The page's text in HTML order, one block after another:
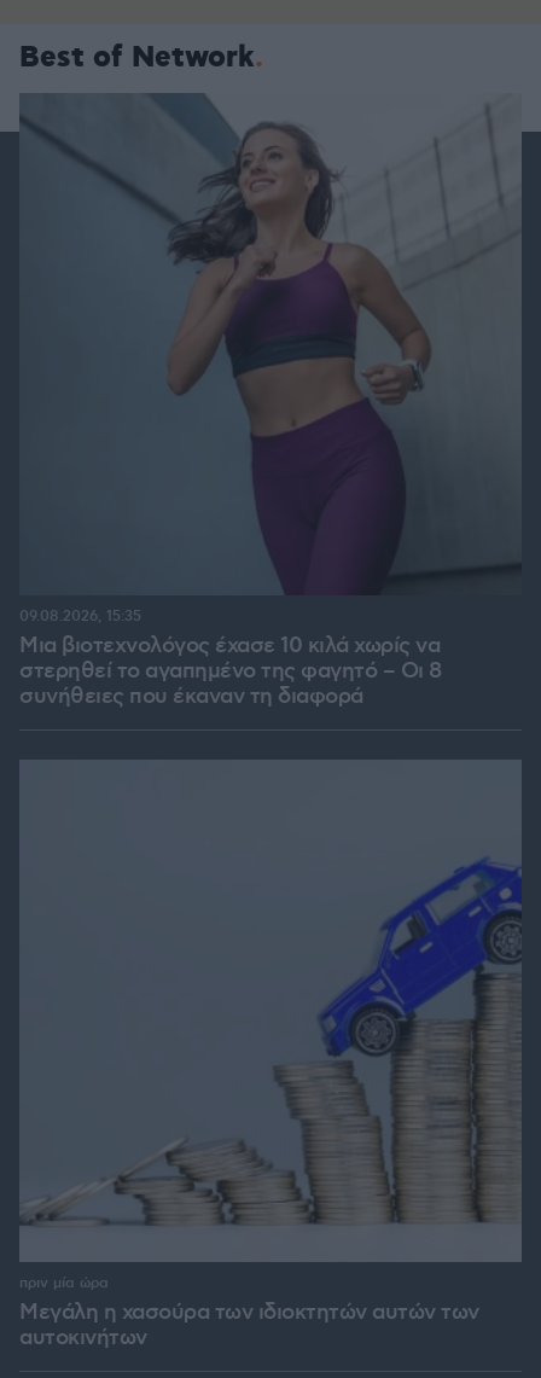
Best of Network
Μια βιοτεχνολόγος έχασε 10 κιλά χωρίς να
στερηθεί το αγαπημένο της φαγητό – Οι 8
συνήθειες που έκαναν τη διαφορά
09.08.2026, 15:35
Μεγάλη η χασούρα των ιδιοκτητών αυτών των
αυτοκινήτων
πριν μία ώρα